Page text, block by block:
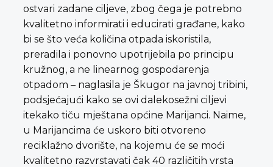
ostvari zadane ciljeve, zbog čega je potrebno
kvalitetno informirati i educirati građane, kako
bi se što veća količina otpada iskoristila,
preradila i ponovno upotrijebila po principu
kružnog, a ne linearnog gospodarenja
otpadom – naglasila je Škugor na javnoj tribini,
podsjećajući kako se ovi dalekosežni ciljevi
itekako tiču mještana općine Marijanci. Naime,
u Marijancima će uskoro biti otvoreno
reciklažno dvorište, na kojemu će se moći
kvalitetno razvrstavati čak 40 različitih vrsta